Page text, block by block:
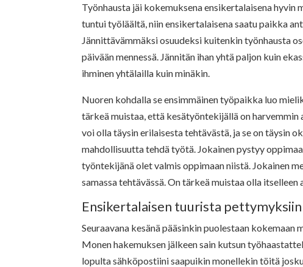
Työnhausta jäi kokemuksena ensikertalaisena
tuntui työläältä, niin ensikertalaisena saatu paikka
Jännittävämmäksi osuudeksi kuitenkin työnhausta
päivään mennessä. Jännitän ihan yhtä paljon kuin
ihminen yhtälailla kuin minäkin.
Nuoren kohdalla se ensimmäinen työpaikka luo
tärkeä muistaa, että kesätyöntekijällä on
voi olla täysin erilaisesta tehtävästä, ja se on täysin
mahdollisuutta tehdä työtä. Jokainen pystyy
työntekijänä olet valmis oppimaan niistä. Jokainen
samassa tehtävässä. On tärkeä muistaa olla itselleen
Ensikertalaisen tuurista pettymyksiin
Seuraavana kesänä pääsinkin puolestaan
Monen hakemuksen jälkeen sain kutsun
lopulta sähköpostiini saapuikin monellekin töitä